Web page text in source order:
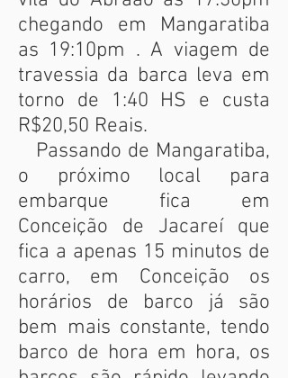
chegando em Mangaratiba
as 19:10pm . A viagem de
travessia da barca leva em
torno de 1:40 HS e custa
R$20,50 Reais.
Passando de Mangaratiba,
o próximo local para
embarque fica em
Conceição de Jacareí que
fica a apenas 15 minutos de
carro, em Conceição os
horários de barco já são
bem mais constante, tendo
barco de hora em hora, os